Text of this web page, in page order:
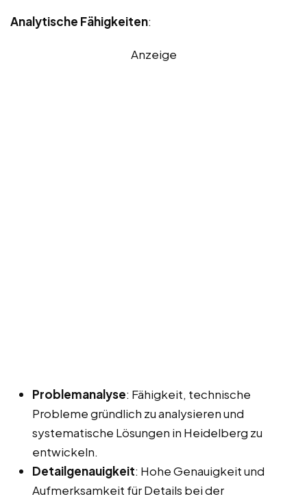
Analytische Fähigkeiten:
Anzeige
Problemanalyse: Fähigkeit, technische
Probleme gründlich zu analysieren und
systematische Lösungen in Heidelberg zu
entwickeln.
Detailgenauigkeit: Hohe Genauigkeit und
Aufmerksamkeit für Details bei der